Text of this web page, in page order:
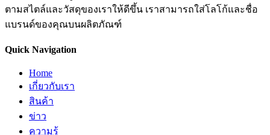
ตามสไตล์และวัสดุของเราให้ดีขึ้น เราสามารถใส่โลโก้และชื่อ
แบรนด์ของคุณบนผลิตภัณฑ์
Quick Navigation
Home
เกี่ยวกับเรา
สินค้า
ข่าว
ความรู้